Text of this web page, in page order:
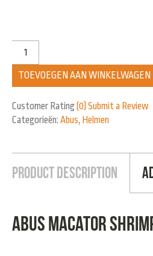
TOEVOEGEN AAN WINKELWAGEN
Customer Rating(0) Submit a Review
Categorieën: Abus, Helmen
Product Description
ABUS Macator